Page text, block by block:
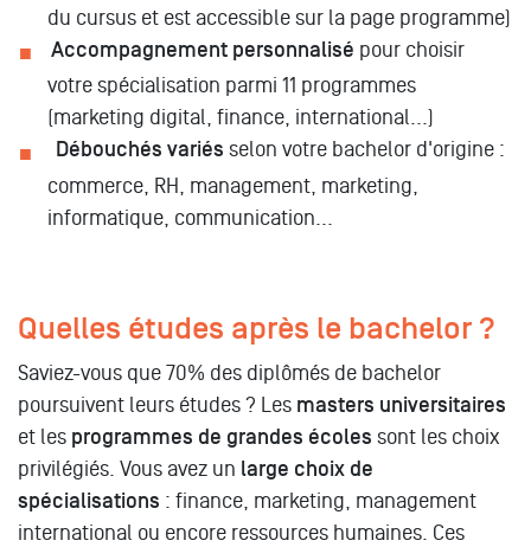
du cursus et est accessible sur la page programme)
Accompagnement personnalisé pour choisir
votre spécialisation parmi 11 programmes
(marketing digital, finance, international...)
Débouchés variés selon votre bachelor d'origine :
commerce, RH, management, marketing,
informatique, communication...
Quelles études après le bachelor ?
Saviez-vous que 70% des diplômés de bachelor
poursuivent leurs études ? Les masters universitaires
et les programmes de grandes écoles sont les choix
privilégiés. Vous avez un large choix de
spécialisations : finance, marketing, management
international ou encore ressources humaines. Ces